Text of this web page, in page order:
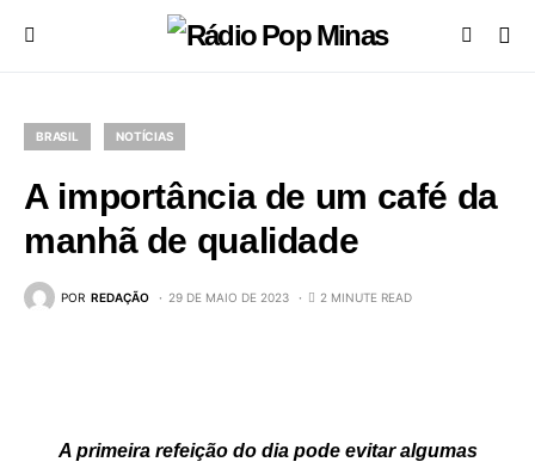
BRASIL NOTÍCIAS
A importância de um café da
manhã de qualidade
POR REDAÇÃO 29 DE MAIO DE 2023 2 MINUTE READ
A primeira refeição do dia pode evitar algumas